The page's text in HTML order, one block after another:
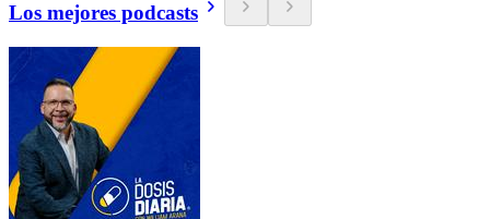
Los mejores podcasts